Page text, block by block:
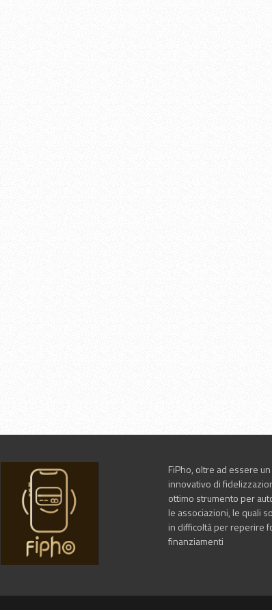
FiPho, oltre ad essere
innovativo di
ottimo strumento per
le associazioni, le quali
in difficoltà per reperire
finanziamenti